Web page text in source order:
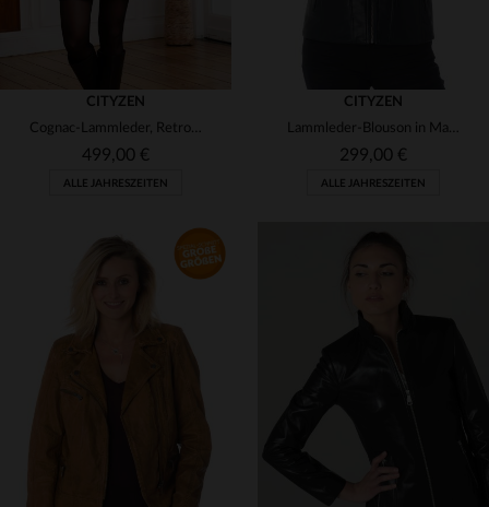
VERFÜGBARE GRÖSSEN
CITYZEN
Cognac-Lammleder, Retro-Charme: Die SANDRINA GOLD RETRO überzeugt.
499,00 €
ALLE JAHRESZEITEN
CITYZEN
Lammleder-Blouson in Marine - stretchiges Futter, bequem und elegant.
299,00 €
ALLE JAHRESZEITEN